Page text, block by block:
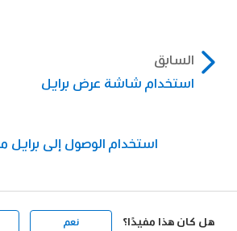
السابق
استخدام شاشة عرض برايل
استخدام الوصول إلى برايل
هل كان هذا مفيدًا؟ نعم